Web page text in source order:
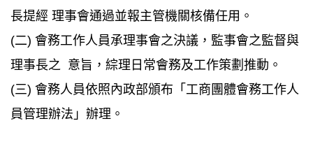
長提經 理事會通過並報主管機關核備任用。
(二) 會務工作人員承理事會之決議，監事會之監督與
理事長之 意旨，綜理日常會務及工作策劃推動。
(三) 會務人員依照內政部頒布「工商團體會務工作人
員管理辦法」辦理。